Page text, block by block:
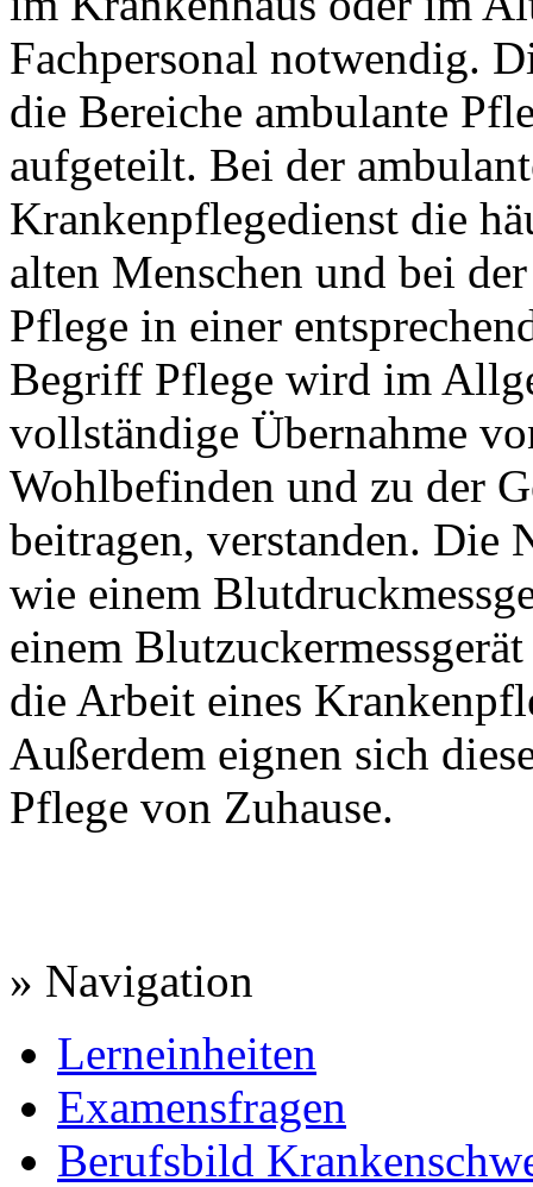
Fachpersonal notwendig.
die Bereiche ambulante
aufgeteilt. Bei der
Krankenpflegedienst die
alten Menschen und bei
Pflege in einer
Begriff Pflege wird im
vollständige Übernahme
Wohlbefinden und zu der
beitragen, verstanden. Die
wie einem
einem
die Arbeit eines
Außerdem eignen sich
Pflege von Zuhause.
» Navigation
Lerneinheiten
Examensfragen
Berufsbild